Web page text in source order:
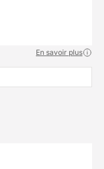
En savoir plus